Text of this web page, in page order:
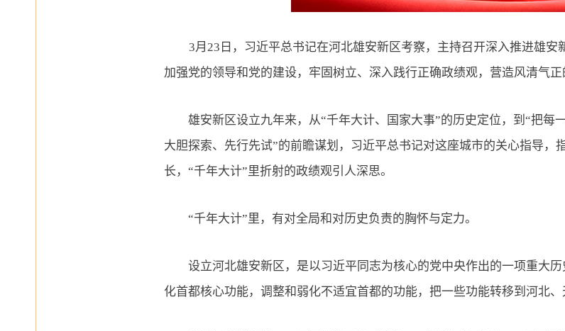
3月23日，习近平总书记在河北雄安新区考察，主持召开深入推进雄
加强党的领导和党的建设，牢固树立、深入践行正确政绩观，营造风清气正
雄安新区设立九年来，从“千年大计、国家大事”的历史定位，到“把每
大胆探索、先行先试”的前瞻谋划，习近平总书记对这座城市的关心指导
长，“千年大计”里折射的政绩观引人深思。
“千年大计”里，有对全局和对历史负责的胸怀与定力。
设立河北雄安新区，是以习近平同志为核心的党中央作出的一项重大历
化首都核心功能，调整和弱化不适宜首都的功能，把一些功能转移到河北